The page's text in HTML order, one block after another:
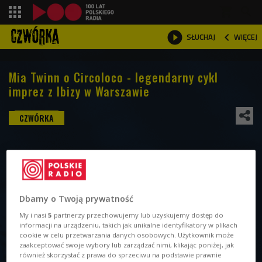
 SŁUCHAJ  WIĘCEJ

Mia Twinn o Circoloco - legendarny cykl
imprez z Ibizy w Warszawie
Dbamy o Twoją prywatność
My i nasi5 partnerzy przechowujemy lub uzyskujemy dostęp do
informacji na urządzeniu, takich jak unikalne identyfikatory w plikach
cookie w celu przetwarzania danych osobowych. Użytkownik może
zaakceptować swoje wybory lub zarządzać nimi, klikając poniżej, jak
również skorzystać z prawa do sprzeciwu na podstawie prawnie